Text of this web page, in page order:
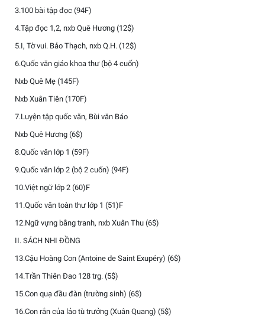
3.100 bài tập đọc (94F)
4.Tập đọc 1,2, nxb Quê Hương (12$)
5.I, Tờ vui. Bảo Thạch, nxb Q.H. (12$)
6.Quốc văn giáo khoa thư (bộ 4 cuốn)
Nxb Quê Mẹ (145F)
Nxb Xuân Tiên (170F)
7.Luyện tập quốc văn, Bùi văn Báo
Nxb Quê Hương (6$)
8.Quốc văn lớp 1 (59F)
9.Quốc văn lớp 2 (bộ 2 cuốn) (94F)
10.Việt ngữ lớp 2 (60)F
11.Quốc văn toàn thư lớp 1 (51)F
12.Ngữ vựng bằng tranh, nxb Xuân Thu (6$)
II. SÁCH NHI ĐỒNG
13.Cậu Hoàng Con (Antoine de Saint Exupéry) (6$)
14.Trần Thiên Đao 128 trg. (5$)
15.Con quạ đầu đàn (trường sinh) (6$)
16.Con rắn của lảo tù trưởng (Xuân Quang) (5$)